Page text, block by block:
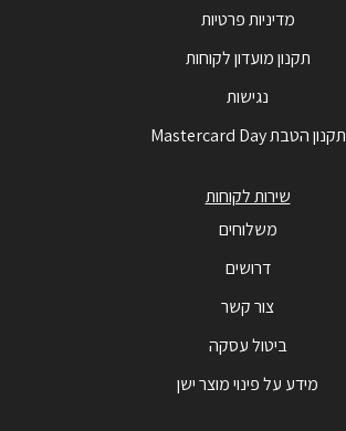
מדיניות פרטיות
תקנון מועדון לקוחות
נגישות
תקנון הטבת Mastercard Day
שירות לקוחות
משלוחים
דרושים
צור קשר
ביטול עסקה
מידע על פינוי מוצר ישן